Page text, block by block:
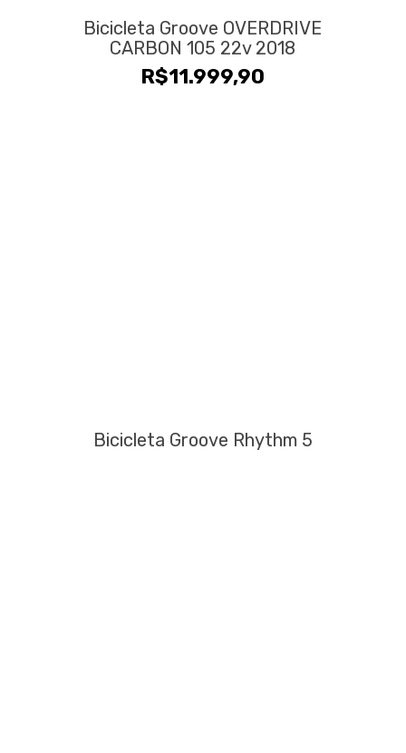
Bicicleta Groove OVERDRIVE
CARBON 105 22v 2018
R$11.999,90
Bicicleta Groove Rhythm 5